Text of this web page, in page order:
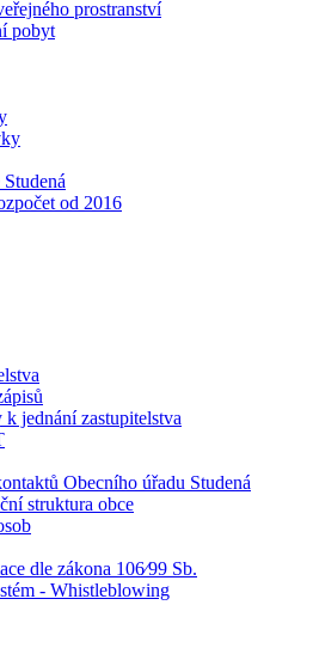
prostranství
pobyt
od 2016
k jednání zastupitelstva
Obecního úřadu Studená
struktura obce
dle zákona 106⁄99 Sb.
- Whistleblowing